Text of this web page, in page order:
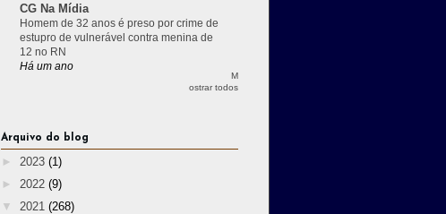
CG Na Mídia
Homem de 32 anos é preso por crime de
estupro de vulnerável contra menina de
12 no RN
Há um ano
M
ostrar todos
Arquivo do blog
► 2023 (1)
► 2022 (9)
▼ 2021 (268)